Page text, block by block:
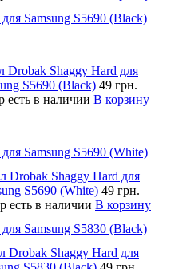
Samsung S5690 (Black)
Drobak Shaggy Hard для
S5690 (Black) 49 грн.
есть в наличии В корзину
Samsung S5690 (White)
Drobak Shaggy Hard для
S5690 (White) 49 грн.
есть в наличии В корзину
Samsung S5830 (Black)
Drobak Shaggy Hard для